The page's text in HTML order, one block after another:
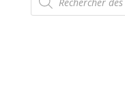
produits